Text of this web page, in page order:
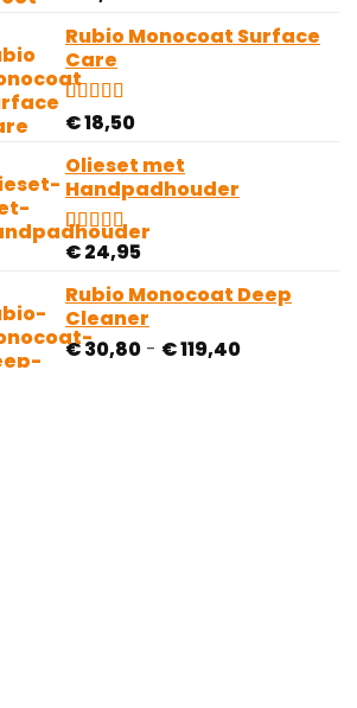
op 5
gebaseerd
op
klantbeoordeling
Rubio Monocoat Surface
Care
Gewaardeerd
op 5
gebaseerd
op
4
klantbeoordelingen
€18,50
Olieset met
Handpadhouder
Gewaardeerd
op 5
gebaseerd
op
4
klantbeoordelingen
€24,95
Rubio Monocoat Deep
Cleaner
€30,80 - €119,40Prijsklasse: